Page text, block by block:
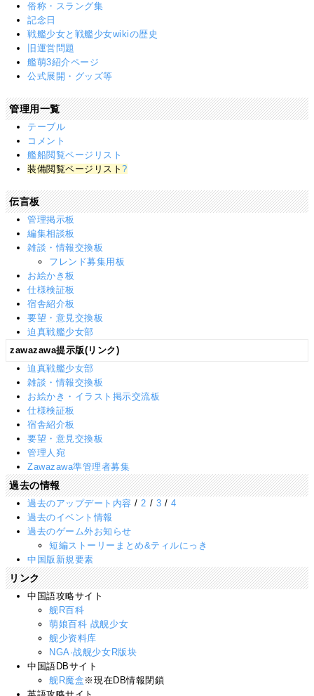
俗称・スラング集
記念日
戦艦少女と戦艦少女wikiの歴史
旧運営問題
艦萌3紹介ページ
公式展開・グッズ等
管理用一覧
テーブル
コメント
艦船閲覧ページリスト
装備閲覧ページリスト?
伝言板
管理掲示板
編集相談板
雑談・情報交換板
フレンド募集用板
お絵かき板
仕様検証板
宿舎紹介板
要望・意見交換板
迫真戦艦少女部
zawazawa提示版(リンク)
迫真戦艦少女部
雑談・情報交換板
お絵かき・イラスト掲示交流板
仕様検証板
宿舎紹介板
要望・意見交換板
管理人宛
Zawazawa準管理者募集
過去の情報
過去のアップデート内容 /2 / 3 / 4
過去のイベント情報
過去のゲーム外お知らせ
短編ストーリーまとめ&ティルにっき
中国版新規要素
リンク
中国語攻略サイト
舰R百科
萌娘百科 战舰少女
舰少资料库
NGA·战舰少女R版块
中国語DBサイト
舰R魔盒 ※現在DB情報閉鎖